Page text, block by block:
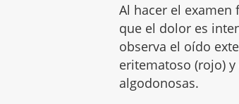
Al hacer el
que el dolor es
observa el oído
eritematoso (rojo) y
algodonosas.